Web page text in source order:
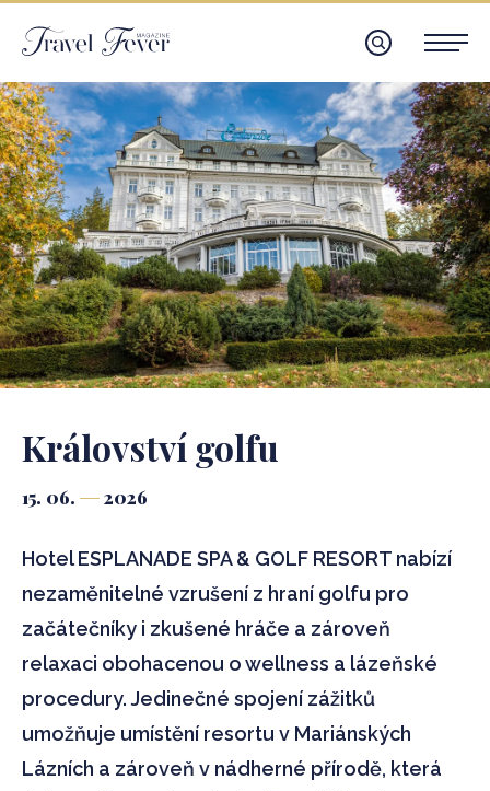
Království golfu
15. 06. 2026
Hotel ESPLANADE SPA & GOLF RESORT nabízí
nezaměnitelné vzrušení z hraní golfu pro
začátečníky i zkušené hráče a zároveň
relaxaci obohacenou o wellness a lázeňské
procedury. Jedinečné spojení zážitků
umožňuje umístění resortu v Mariánských
Lázních a zároveň v nádherné přírodě, která